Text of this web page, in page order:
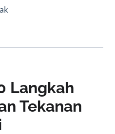
Langkah
Tekanan